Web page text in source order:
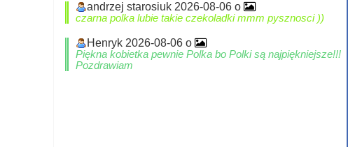
andrzej starosiuk 2026-08-06 o
czarna polka lubie takie czekoladki mmm pysznosci ))
Henryk 2026-08-06 o
Piękna kobietka pewnie Polka bo Polki są najpiękniejsze!!!
Pozdrawiam